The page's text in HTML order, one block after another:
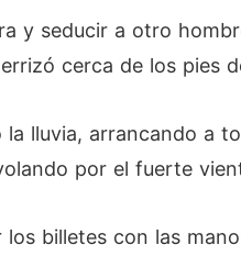
y seducir a otro
cerca de los pies
la lluvia, arrancando a
por el fuerte
billetes con las